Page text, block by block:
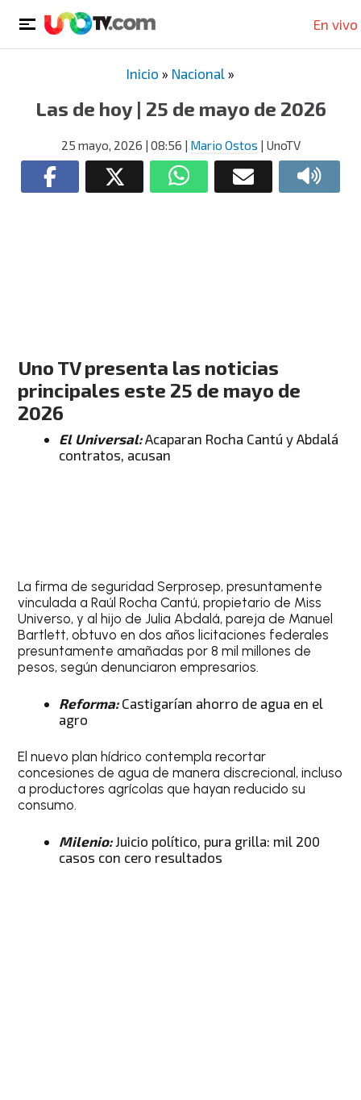
En vivo
Inicio » Nacional »
Las de hoy | 25 de mayo de 2026
25 mayo, 2026 | 08:56 | Mario Ostos | UnoTV
Uno TV presenta las noticias
principales este 25 de mayo de
2026
El Universal:Acaparan Rocha Cantú y Abdalá
contratos, acusan
La firma de seguridad Serprosep, presuntamente
vinculada a Raúl Rocha Cantú, propietario de Miss
Universo, y al hijo de Julia Abdalá, pareja de Manuel
Bartlett, obtuvo en dos años licitaciones federales
presuntamente amañadas por 8 mil millones de
pesos, según denunciaron empresarios.
Reforma:Castigarían ahorro de agua en el
agro
El nuevo plan hídrico contempla recortar
concesiones de agua de manera discrecional, incluso
a productores agrícolas que hayan reducido su
consumo.
Milenio:Juicio político, pura grilla: mil 200
casos con cero resultados